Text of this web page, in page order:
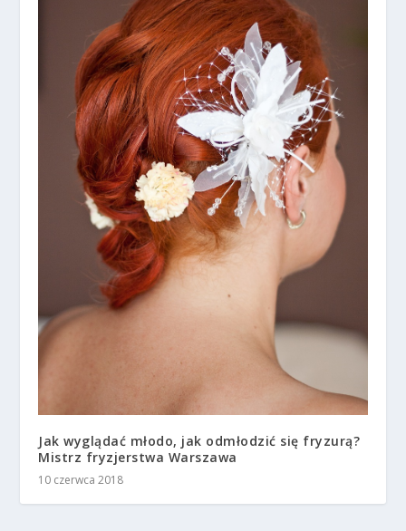
Jak wyglądać młodo, jak odmłodzić się fryzurą?
Mistrz fryzjerstwa Warszawa
10 czerwca 2018